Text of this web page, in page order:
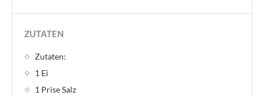
ZUTATEN
Zutaten:
1 Ei
1 Prise Salz